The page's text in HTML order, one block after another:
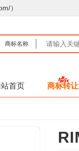
）
商标名称
站首页 商标转让